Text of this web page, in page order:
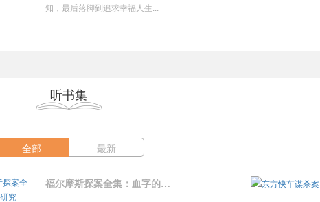
知，最后落脚到追求幸福人生...
听书集
全部 最新
福尔摩斯探案全集：血字的研究